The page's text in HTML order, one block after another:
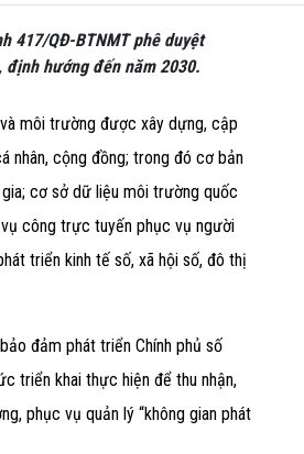
417/QĐ-BTNMT phê duyệt
hướng đến năm 2030.
môi trường được xây dựng, cập
nhân, cộng đồng; trong đó cơ bản
cơ sở dữ liệu môi trường quốc
công trực tuyến phục vụ người
triển kinh tế số, xã hội số, đô thị
đảm phát triển Chính phủ số
triển khai thực hiện để thu nhận,
phục vụ quản lý “không gian phát
Tu vấn miễn phí Dịch vụ kế toán